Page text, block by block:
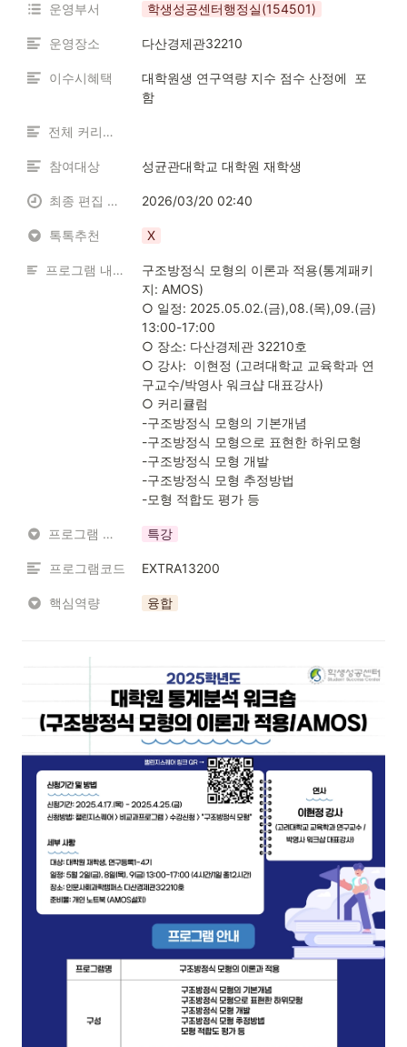
운영부서 학생성공센터행정실(154501)
운영장소 다산경제관32210
이수시혜택
대학원생 연구역량 지수 점수 산정에  포
함
전체 커리큘럼
참여대상 성균관대학교 대학원 재학생
최종 편집 일시 2026/03/20 02:40
톡톡추천 X
프로그램 내용 소개
구조방정식 모형의 이론과 적용(통계패키
지: AMOS)
○ 일정: 2025.05.02.(금),08.(목),09.(금)
13:00-17:00
○ 장소: 다산경제관 32210호
○ 강사:  이현정 (고려대학교 교육학과 연
구교수/박영사 워크샵 대표강사)
○ 커리큘럼
-구조방정식 모형의 기본개념
-구조방정식 모형으로 표현한 하위모형
-구조방정식 모형 개발
-구조방정식 모형 추정방법
-모형 적합도 평가 등
프로그램 유형 특강
프로그램코드 EXTRA13200
핵심역량 융합